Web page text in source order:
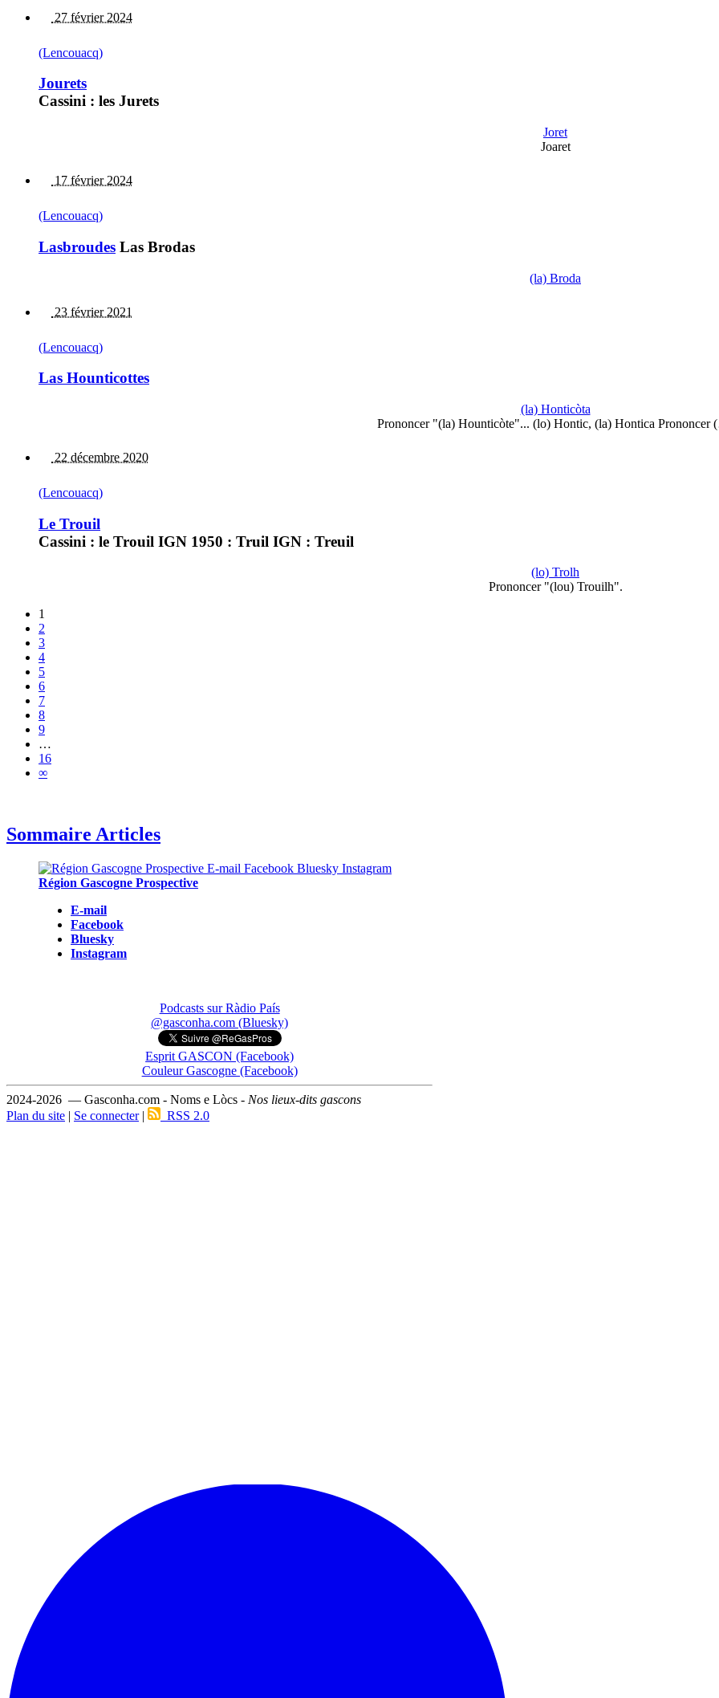
27 février 2024
(Lencouacq)
Jourets
Cassini : les Jurets
Joret
Joaret
17 février 2024
(Lencouacq)
Lasbroudes Las Brodas
(la) Broda
23 février 2021
(Lencouacq)
Las Hounticottes
(la) Honticòta
Prononcer "(la) Hounticòte"... (lo) Hontic, (la) Hontica Prononcer
22 décembre 2020
(Lencouacq)
Le Trouil
Cassini : le Trouil IGN 1950 : Truil IGN : Treuil
(lo) Trolh
Prononcer "(lou) Trouilh".
1
2
3
4
5
6
7
8
9
…
16
∞
Sommaire Articles
Région Gascogne Prospective
E-mail
Facebook
Bluesky
Instagram
Podcasts sur Ràdio País
@gasconha.com (Bluesky)
Esprit GASCON (Facebook)
Couleur Gascogne (Facebook)
2024-2026 — Gasconha.com - Noms e Lòcs - Nos lieux-dits gascons
Plan du site | Se connecter| RSS 2.0